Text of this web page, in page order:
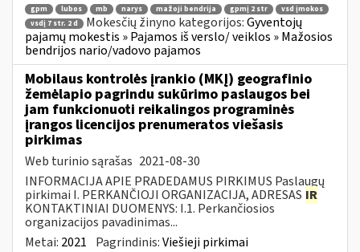
gpm lubos mb narys mažoji bendrija gpmį 2 str
vsd įmokos
vsdį 7 str. 2 d
Mokesčių žinyno kategorijos:Gyventojų
pajamų mokestis » Pajamos iš verslo/ veiklos » Mažosios
bendrijos nario/vadovo pajamos
Mobilaus kontrolės įrankio (MKĮ) geografinio
žemėlapio pagrindu sukūrimo paslaugos bei
jam funkcionuoti reikalingos programinės
įrangos licencijos prenumeratos viešasis
pirkimas
Web turinio sąrašas 2021-08-30
INFORMACIJA APIE PRADEDAMUS PIRKIMUS Paslaugų
pirkimai I. PERKANČIOJI ORGANIZACIJA, ADRESAS IR
KONTAKTINIAI DUOMENYS: I.1. Perkančiosios
organizacijos pavadinimas...
Metai: 2021 Pagrindinis:Viešieji pirkimai